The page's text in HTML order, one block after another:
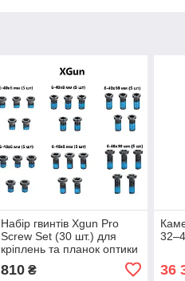
Набір гвинтів Xgun Pro
Screw Set (30 шт.) для
кріплень та планок оптики
810₴ 36